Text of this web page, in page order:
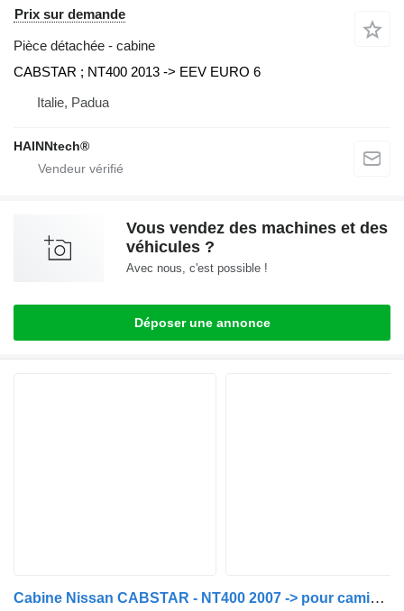
Prix sur demande
Pièce détachée - cabine
CABSTAR ; NT400 2013 -> EEV EURO 6
Italie, Padua
HAINNtech®
Vous vendez des machines et des
véhicules ?
Avec nous, c'est possible !
Déposer une annonce
Cabine Nissan CABSTAR - NT400 2007 -> pour camion Nissan